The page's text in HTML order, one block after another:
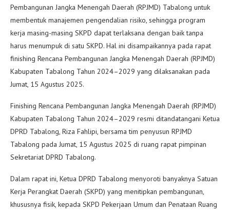
Pembangunan Jangka Menengah Daerah (RPJMD) Tabalong untuk
membentuk manajemen pengendalian risiko, sehingga program
kerja masing-masing SKPD dapat terlaksana dengan baik tanpa
harus menumpuk di satu SKPD. Hal ini disampaikannya pada rapat
finishing Rencana Pembangunan Jangka Menengah Daerah (RPJMD)
Kabupaten Tabalong Tahun 2024–2029 yang dilaksanakan pada
Jumat, 15 Agustus 2025.
Finishing Rencana Pembangunan Jangka Menengah Daerah (RPJMD)
Kabupaten Tabalong Tahun 2024–2029 resmi ditandatangani Ketua
DPRD Tabalong, Riza Fahlipi, bersama tim penyusun RPJMD
Tabalong pada Jumat, 15 Agustus 2025 di ruang rapat pimpinan
Sekretariat DPRD Tabalong.
Dalam rapat ini, Ketua DPRD Tabalong menyoroti banyaknya Satuan
Kerja Perangkat Daerah (SKPD) yang menitipkan pembangunan,
khususnya fisik, kepada SKPD Pekerjaan Umum dan Penataan Ruang